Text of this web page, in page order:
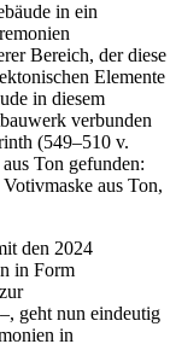
in ein
Bereich, der diese
Elemente
in diesem
verbunden
(549–510 v.
Ton gefunden:
aus Ton,
den 2024
in Form
geht nun eindeutig
in